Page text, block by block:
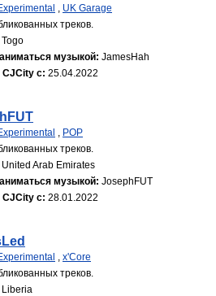
, UK Garage
треков.
Togo
музыкой: JamesHah
CJCity с: 25.04.2022
, POP
треков.
United Arab Emirates
музыкой: JosephFUT
CJCity с: 28.01.2022
, x'Core
треков.
Liberia